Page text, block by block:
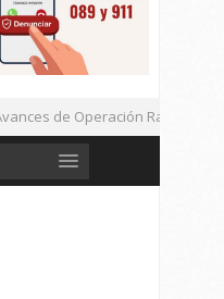
de Operación Rastrillo.
en Festival Cultural de